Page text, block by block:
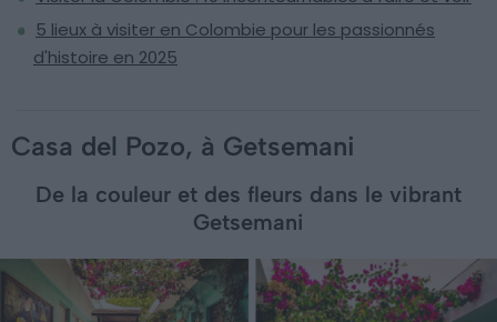
5 lieux à visiter en Colombie pour les passionnés
d'histoire en 2025
Casa del Pozo, à Getsemani
De la couleur et des fleurs dans le vibrant
Getsemani